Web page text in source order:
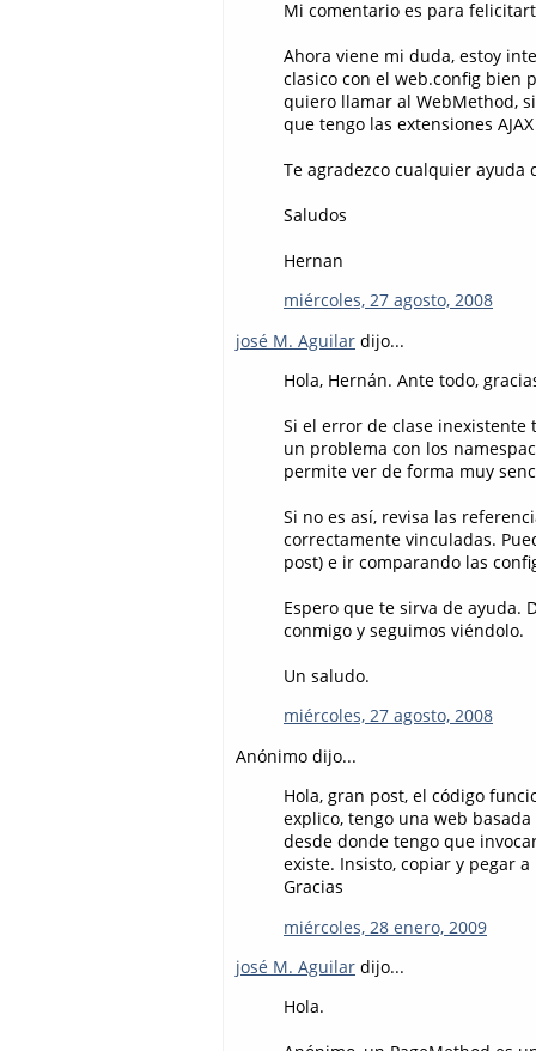
Mi comentario es para
Ahora viene mi duda, estoy
clasico con el web.config bien
quiero llamar al WebMethod,
que tengo las extensiones
Te agradezco cualquier ayuda
Saludos
Hernan
miércoles, 27 agosto, 2008
josé M. Aguilar dijo...
Hola, Hernán. Ante todo,
Si el error de clase inexistente
un problema con los
permite ver de forma muy
Si no es así, revisa las
correctamente vinculadas.
post) e ir comparando las
Espero que te sirva de ayuda.
conmigo y seguimos viéndolo.
Un saludo.
miércoles, 27 agosto, 2008
Anónimo dijo...
Hola, gran post, el código
explico, tengo una web
desde donde tengo que
existe. Insisto, copiar y pegar
Gracias
miércoles, 28 enero, 2009
josé M. Aguilar dijo...
Hola.